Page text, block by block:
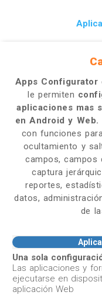
Apps Configurator
le permiten
aplicaciones mas
en Android y Web.
con funciones
ocultamiento y
campos, campos
captura
reportes,
datos,
de
Una sola
Las aplicaciones y
ejecutarse en
aplicación Web